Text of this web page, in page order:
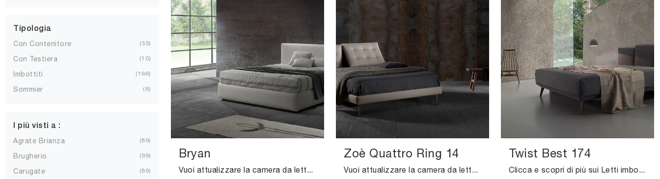
Tipologia
Con Contenitore 33
Con Testiera 10
Imbottiti 166
Sommier 6
I più visti a :
Agrate Brianza 89
Brugherio 99
Carugate 89
Bryan
Vuoi attualizzare la camera da letto? Ecco qui il letto in tessuto Bryan di Excò per spazi moderni.
Zoè Quattro Ring 14
Vuoi attualizzare la camera da letto? Eccoti il letto in tessuto Zoè Quattro Ring 14 di Excò per spazi moderni.
Twist Best 174
Clicca e scopri di più sui Letti imbottiti: se desideri modelli matrimoniali design, il modello Twist Best 174 Excò fa per te.